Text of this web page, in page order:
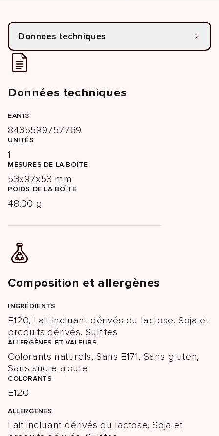
Données techniques
Données techniques
EAN13
8435599757769
UNITÉS
1
MESURES DE LA BOÎTE
53x97x53 mm
POIDS DE LA BOÎTE
48.00 g
Composition et allergènes
INGRÉDIENTS
E120, Lait incluant dérivés du lactose, Soja et
produits dérivés, Sulfites
ALLERGÈNES ET VALEURS
Colorants naturels, Sans E171, Sans gluten,
Sans sucre ajoute
COLORANTS
E120
ALLERGENES
Lait incluant dérivés du lactose, Soja et